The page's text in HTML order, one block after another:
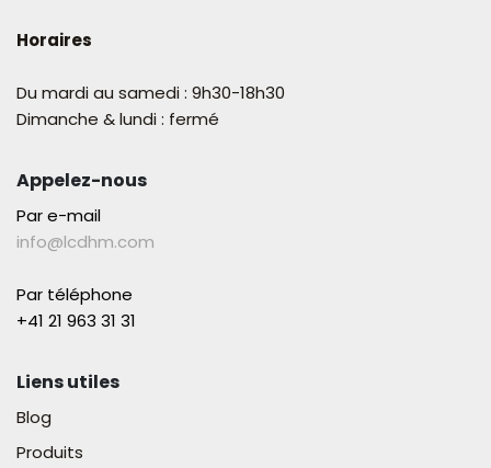
Horaires
Du mardi au samedi : 9h30-18h30
Dimanche & lundi : fermé
Appelez-nous
Par e-mail
info@lcdhm.com
Par téléphone
+41 21 963 31 31​
Liens utiles
Blog
Produits